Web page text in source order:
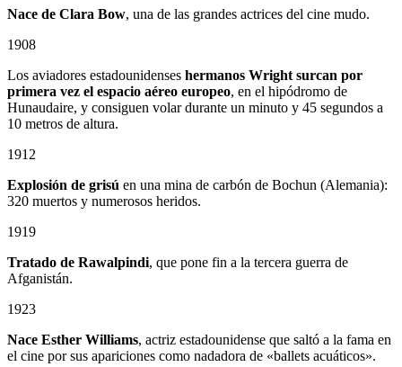
Nace de Clara Bow, una de las grandes actrices del cine mudo.
1908
Los aviadores estadounidenses hermanos Wright surcan por
primera vez el espacio aéreo europeo, en el hipódromo de
Hunaudaire, y consiguen volar durante un minuto y 45 segundos a
10 metros de altura.
1912
Explosión de grisú en una mina de carbón de Bochun (Alemania):
320 muertos y numerosos heridos.
1919
Tratado de Rawalpindi, que pone fin a la tercera guerra de
Afganistán.
1923
Nace Esther Williams, actriz estadounidense que saltó a la fama en
el cine por sus apariciones como nadadora de «ballets acuáticos».